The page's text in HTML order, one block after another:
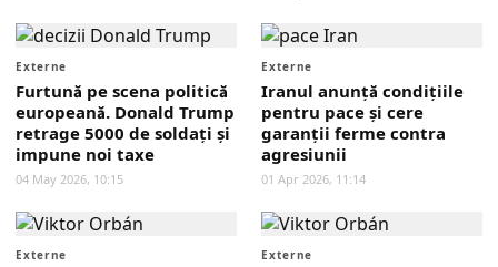
Externe
Furtună pe scena politică
europeană. Donald Trump
retrage 5000 de soldați și
impune noi taxe
04 May 2026, 10:15
Externe
Iranul anunță condițiile
pentru pace și cere
garanții ferme contra
agresiunii
01 Apr 2026, 11:14
Externe Externe